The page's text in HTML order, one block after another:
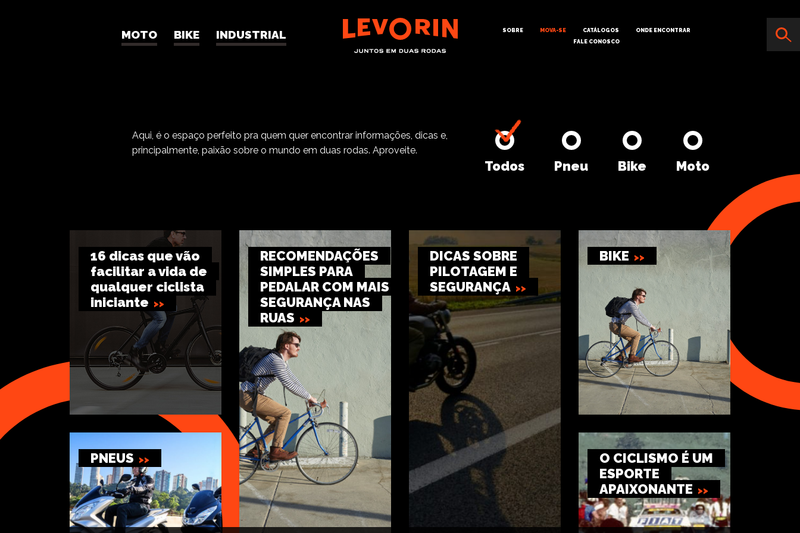
MOTO BIKE INDUSTRIAL SOBRE MOVA-SE CATÁLOGOS
ONDE ENCONTRAR
FALE CONOSCO
Aqui, é o espaço perfeito pra quem quer encontrar informações, dicas e,
principalmente, paixão sobre o mundo em duas rodas. Aproveite.
Todos Pneu Bike Moto
16 dicas que vão
facilitar a vida de
qualquer ciclista
iniciante
RECOMENDAÇÕES
SIMPLES PARA
PEDALAR COM MAIS
SEGURANÇA NAS
RUAS
DICAS SOBRE
PILOTAGEM E
SEGURANÇA
BIKE
PNEUS
O CICLISMO É UM
ESPORTE
APAIXONANTE